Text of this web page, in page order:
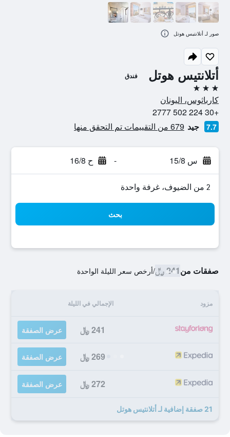
أتلانتيس هوتل فندق
3 نجوم
كارباثوس، اليونان
+30 224 502 2777
7.7 جيد 679 من التقييمات تم التحقق منها
س 15/8 - ح 16/8
2 من الضيوف، غرفة واحدة
بحث
صفقات من241 ﷼ /أرخص سعر الليلة الواحدة
مزود الإجمالي في الليلة
241 ﷼ عرض الصفقة
269 ﷼ عرض الصفقة
272 ﷼ عرض الصفقة
21 صفقة إضافية لـ أتلانتيس هوتل
صور لـ أتلانتيس هوتل